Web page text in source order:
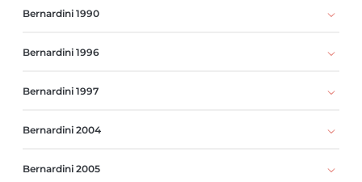
Bernardini 1990
Bernardini 1996
Bernardini 1997
Bernardini 2004
Bernardini 2005